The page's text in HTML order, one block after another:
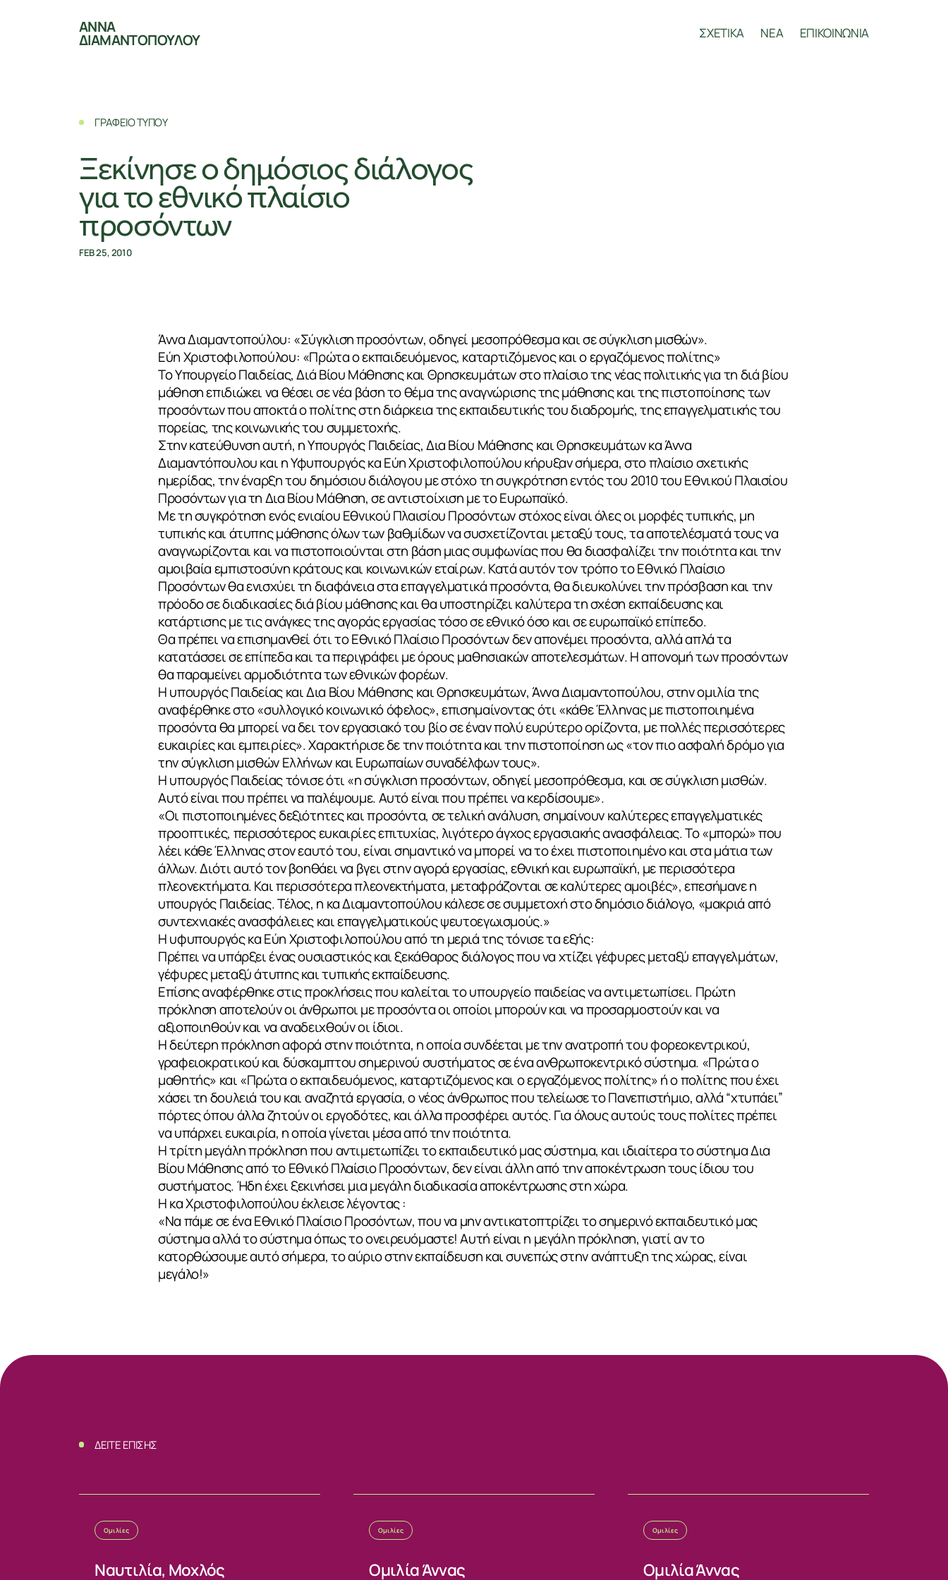
ΣΧΕΤΙΚΑ
ΝΕΑ
ΕΠΙΚΟΙΝΩΝΙΑ
ΑΝΝΑ
ΔΙΑΜΑΝΤΟΠΟΥΛΟΥ ΣΧΕΤΙΚΑ ΝΕΑ ΕΠΙΚΟΙΝΩΝΙΑ
ΓΡΑΦΕΙΟ ΤΥΠΟΥ
Ξεκίνησε ο δημόσιος διάλογος
για το εθνικό πλαίσιο
προσόντων
FEB 25, 2010
Άννα Διαμαντοπούλου: «Σύγκλιση προσόντων, οδηγεί μεσοπρόθεσμα και σε σύγκλιση μισθών».
Εύη Χριστοφιλοπούλου: «Πρώτα ο εκπαιδευόμενος, καταρτιζόμενος και ο εργαζόμενος πολίτης»
Το Υπουργείο Παιδείας, Διά Βίου Μάθησης και Θρησκευμάτων στο πλαίσιο της νέας πολιτικής για τη διά βίου
μάθηση επιδιώκει να θέσει σε νέα βάση το θέμα της αναγνώρισης της μάθησης και της πιστοποίησης των
προσόντων που αποκτά ο πολίτης στη διάρκεια της εκπαιδευτικής του διαδρομής, της επαγγελματικής του
πορείας, της κοινωνικής του συμμετοχής.
Στην κατεύθυνση αυτή, η Υπουργός Παιδείας, Δια Βίου Μάθησης και Θρησκευμάτων κα Άννα
Διαμαντόπουλου και η Υφυπουργός κα Εύη Χριστοφιλοπούλου κήρυξαν σήμερα, στο πλαίσιο σχετικής
ημερίδας, την έναρξη του δημόσιου διάλογου με στόχο τη συγκρότηση εντός του 2010 του Εθνικού Πλαισίου
Προσόντων για τη Δια Βίου Μάθηση, σε αντιστοίχιση με το Ευρωπαϊκό.
Με τη συγκρότηση ενός ενιαίου Εθνικού Πλαισίου Προσόντων στόχος είναι όλες οι μορφές τυπικής, μη
τυπικής και άτυπης μάθησης όλων των βαθμίδων να συσχετίζονται μεταξύ τους, τα αποτελέσματά τους να
αναγνωρίζονται και να πιστοποιούνται στη βάση μιας συμφωνίας που θα διασφαλίζει την ποιότητα και την
αμοιβαία εμπιστοσύνη κράτους και κοινωνικών εταίρων. Κατά αυτόν τον τρόπο το Εθνικό Πλαίσιο
Προσόντων θα ενισχύει τη διαφάνεια στα επαγγελματικά προσόντα, θα διευκολύνει την πρόσβαση και την
πρόοδο σε διαδικασίες διά βίου μάθησης και θα υποστηρίζει καλύτερα τη σχέση εκπαίδευσης και
κατάρτισης με τις ανάγκες της αγοράς εργασίας τόσο σε εθνικό όσο και σε ευρωπαϊκό επίπεδο.
Θα πρέπει να επισημανθεί ότι το Εθνικό Πλαίσιο Προσόντων δεν απονέμει προσόντα, αλλά απλά τα
κατατάσσει σε επίπεδα και τα περιγράφει με όρους μαθησιακών αποτελεσμάτων. Η απονομή των προσόντων
θα παραμείνει αρμοδιότητα των εθνικών φορέων.
Η υπουργός Παιδείας και Δια Βίου Μάθησης και Θρησκευμάτων, Άννα Διαμαντοπούλου, στην ομιλία της
αναφέρθηκε στο «συλλογικό κοινωνικό όφελος», επισημαίνοντας ότι «κάθε Έλληνας με πιστοποιημένα
προσόντα θα μπορεί να δει τον εργασιακό του βίο σε έναν πολύ ευρύτερο ορίζοντα, με πολλές περισσότερες
ευκαιρίες και εμπειρίες». Χαρακτήρισε δε την ποιότητα και την πιστοποίηση ως «τον πιο ασφαλή δρόμο για
την σύγκλιση μισθών Ελλήνων και Ευρωπαίων συναδέλφων τους».
Η υπουργός Παιδείας τόνισε ότι «η σύγκλιση προσόντων, οδηγεί μεσοπρόθεσμα, και σε σύγκλιση μισθών.
Αυτό είναι που πρέπει να παλέψουμε. Αυτό είναι που πρέπει να κερδίσουμε».
«Οι πιστοποιημένες δεξιότητες και προσόντα, σε τελική ανάλυση, σημαίνουν καλύτερες επαγγελματικές
προοπτικές, περισσότερος ευκαιρίες επιτυχίας, λιγότερο άγχος εργασιακής ανασφάλειας. Το «μπορώ» που
λέει κάθε Έλληνας στον εαυτό του, είναι σημαντικό να μπορεί να το έχει πιστοποιημένο και στα μάτια των
άλλων. Διότι αυτό τον βοηθάει να βγει στην αγορά εργασίας, εθνική και ευρωπαϊκή, με περισσότερα
πλεονεκτήματα. Και περισσότερα πλεονεκτήματα, μεταφράζονται σε καλύτερες αμοιβές», επεσήμανε η
υπουργός Παιδείας. Τέλος, η κα Διαμαντοπούλου κάλεσε σε συμμετοχή στο δημόσιο διάλογο, «μακριά από
συντεχνιακές ανασφάλειες και επαγγελματικούς ψευτοεγωισμούς.»
Η υφυπουργός κα Εύη Χριστοφιλοπούλου από τη μεριά της τόνισε τα εξής:
Πρέπει να υπάρξει ένας ουσιαστικός και ξεκάθαρος διάλογος που να χτίζει γέφυρες μεταξύ επαγγελμάτων,
γέφυρες μεταξύ άτυπης και τυπικής εκπαίδευσης.
Επίσης αναφέρθηκε στις προκλήσεις που καλείται το υπουργείο παιδείας να αντιμετωπίσει. Πρώτη
πρόκληση αποτελούν οι άνθρωποι με προσόντα οι οποίοι μπορούν και να προσαρμοστούν και να
αξιοποιηθούν και να αναδειχθούν οι ίδιοι.
Η δεύτερη πρόκληση αφορά στην ποιότητα, η οποία συνδέεται με την ανατροπή του φορεοκεντρικού,
γραφειοκρατικού και δύσκαμπτου σημερινού συστήματος σε ένα ανθρωποκεντρικό σύστημα. «Πρώτα ο
μαθητής» και «Πρώτα ο εκπαιδευόμενος, καταρτιζόμενος και ο εργαζόμενος πολίτης» ή ο πολίτης που έχει
χάσει τη δουλειά του και αναζητά εργασία, ο νέος άνθρωπος που τελείωσε το Πανεπιστήμιο, αλλά “χτυπάει”
πόρτες όπου άλλα ζητούν οι εργοδότες, και άλλα προσφέρει αυτός. Για όλους αυτούς τους πολίτες πρέπει
να υπάρχει ευκαιρία, η οποία γίνεται μέσα από την ποιότητα.
Η τρίτη μεγάλη πρόκληση που αντιμετωπίζει το εκπαιδευτικό μας σύστημα, και ιδιαίτερα το σύστημα Δια
Βίου Μάθησης από το Εθνικό Πλαίσιο Προσόντων, δεν είναι άλλη από την αποκέντρωση τους ίδιου του
συστήματος. Ήδη έχει ξεκινήσει μια μεγάλη διαδικασία αποκέντρωσης στη χώρα.
Η κα Χριστοφιλοπούλου έκλεισε λέγοντας :
«Να πάμε σε ένα Εθνικό Πλαίσιο Προσόντων, που να μην αντικατοπτρίζει το σημερινό εκπαιδευτικό μας
σύστημα αλλά το σύστημα όπως το ονειρευόμαστε! Αυτή είναι η μεγάλη πρόκληση, γιατί αν το
κατορθώσουμε αυτό σήμερα, το αύριο στην εκπαίδευση και συνεπώς στην ανάπτυξη της χώρας, είναι
μεγάλο!»
ΔΕΙΤΕ ΕΠΙΣΗΣ
Ομιλίες
Ναυτιλία, Μοχλός
Ομιλίες
Ομιλία Άννας
Ομιλίες
Ομιλία Άννας